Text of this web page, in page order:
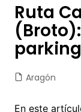
Ruta
parking
Aragón
En este